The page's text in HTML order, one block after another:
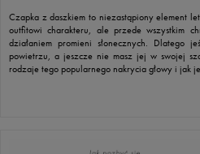
Czapka z daszkiem to niezastąpiony element
outfitowi charakteru, ale przede wszystkim
działaniem promieni słonecznych. Dlatego
powietrzu, a jeszcze nie masz jej w swojej
rodzaje tego popularnego nakrycia głowy i jak